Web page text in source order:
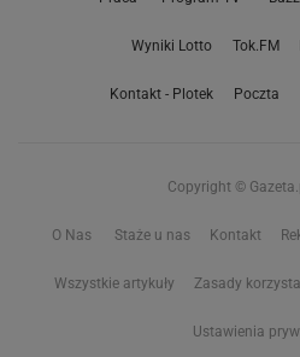
Wyniki Lotto Tok.FM
Kontakt - Plotek Poczta
Copyright ©
O Nas Staże u nas Kontakt
Wszystkie artykuły Zasady
Ustawienia